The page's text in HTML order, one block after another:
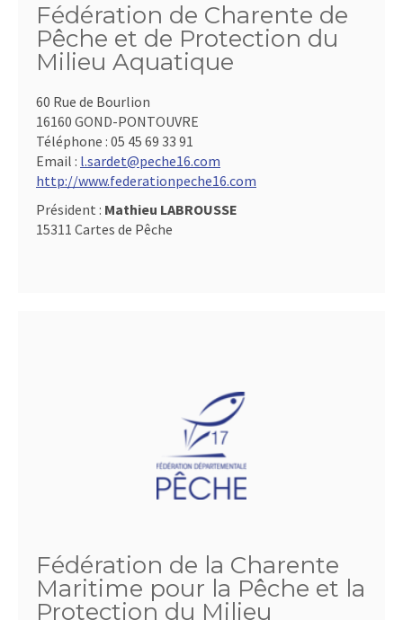
Fédération de Charente de
Pêche et de Protection du
Milieu Aquatique
60 Rue de Bourlion
16160 GOND-PONTOUVRE
Téléphone : 05 45 69 33 91
Email : l.sardet@peche16.com
http://www.federationpeche16.com
Président : Mathieu LABROUSSE
15311 Cartes de Pêche
Fédération de la Charente
Maritime pour la Pêche et la
Protection du Milieu